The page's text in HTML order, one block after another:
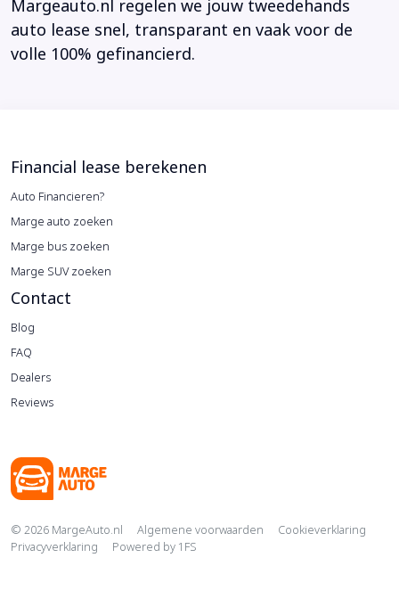
Margeauto.nl regelen we jouw tweedehands
auto lease snel, transparant en vaak voor de
volle 100% gefinancierd.
Financial lease berekenen
Auto Financieren?
Marge auto zoeken
Marge bus zoeken
Marge SUV zoeken
Contact
Blog
FAQ
Dealers
Reviews
Copyright navigation
© 2026 MargeAuto.nl Algemene voorwaarden
Cookieverklaring
Privacyverklaring
Powered by 1FS